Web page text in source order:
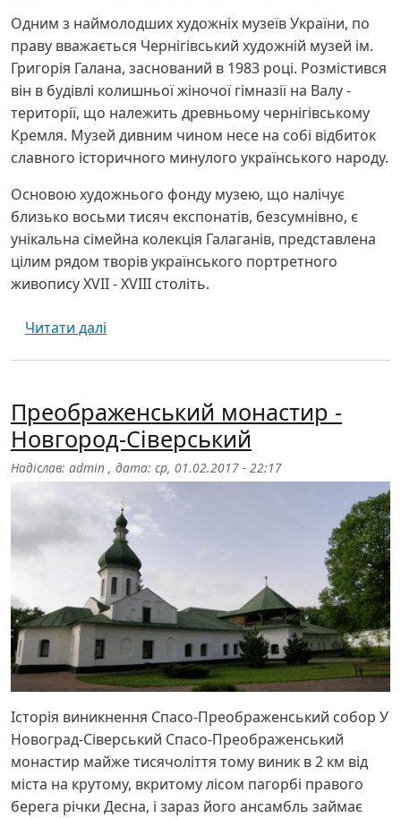
Одним з наймолодших художніх музеїв України, по
праву вважається Чернігівський художній музей ім.
Григорія Галана, заснований в 1983 році. Розмістився
він в будівлі колишньої жіночої гімназії на Валу -
території, що належить древньому чернігівському
Кремля. Музей дивним чином несе на собі відбиток
славного історичного минулого українського народу.
Основою художнього фонду музею, що налічує
близько восьми тисяч експонатів, безсумнівно, є
унікальна сімейна колекція Галаганів, представлена ​​
цілим рядом творів українського портретного
живопису ХVІІ - XVIII століть.
Читати далі
Преображенський монастир -
Новгород-Сіверський
Надіслав: admin , дата: ср, 01.02.2017 - 22:17
Історія виникнення Спасо-Преображенський собор У
Новоград-Сіверський Спасо-Преображенський
монастир майже тисячоліття тому виник в 2 км від
міста на крутому, вкритому лісом пагорбі правого
берега річки Десна, і зараз його ансамбль займає